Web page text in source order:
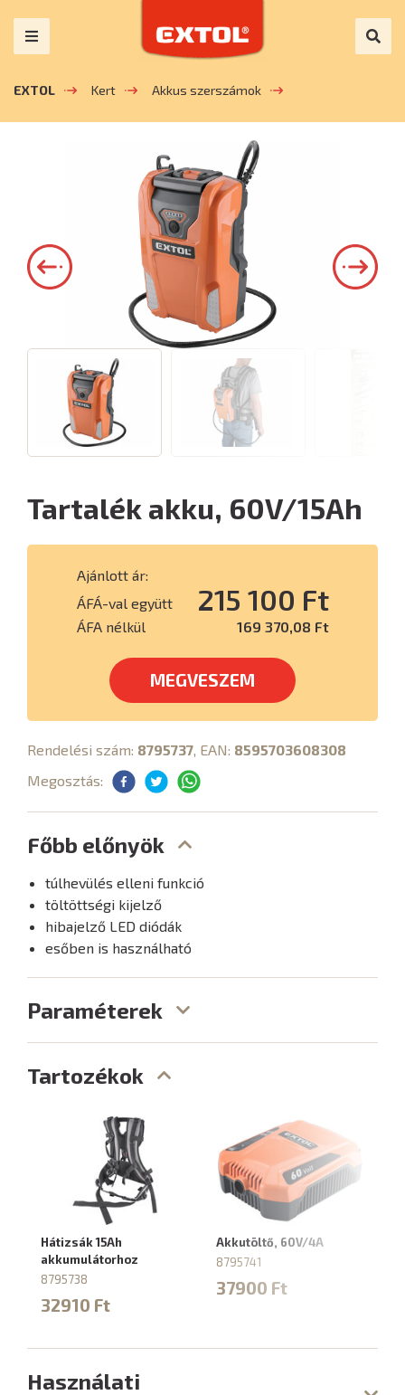
EXTOL Kert Akkus szerszámok
Tartalék akku, 60V/15Ah
Ajánlott ár:
ÁFÁ-val együtt
215 100 Ft
ÁFA nélkül 169 370,08 Ft
MEGVESZEM
Rendelési szám: 8795737, EAN: 8595703608308
Megosztás:
Főbb előnyök
túlhevülés elleni funkció
töltöttségi kijelző
hibajelző LED diódák
esőben is használható
Paraméterek
Tartozékok
Hátizsák 15Ah
akkumulátorhoz
8795738
32910 Ft
Akkutöltő, 60V/4A
8795741
37900 Ft
Használati